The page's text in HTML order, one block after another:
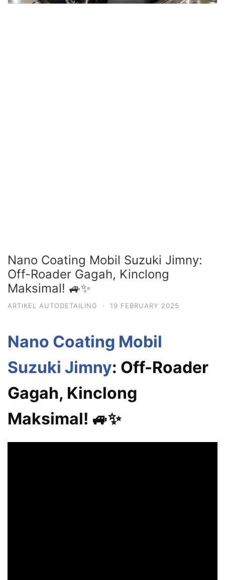
Nano Coating Mobil Suzuki Jimny:
Off-Roader Gagah, Kinclong
Maksimal! 🚙✨
ARTIKEL AUTODETAILING · 19 FEBRUARY 2025
Nano Coating Mobil
Suzuki Jimny: Off-Roader
Gagah, Kinclong
Maksimal! 🚙✨